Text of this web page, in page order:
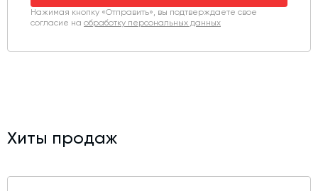
Нажимая кнопку «Отправить», вы подтверждаете свое
согласие на обработку персональных данных
Хиты продаж